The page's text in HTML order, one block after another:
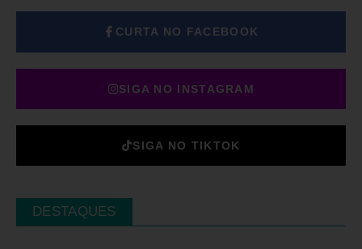
CURTA NO FACEBOOK
SIGA NO INSTAGRAM
SIGA NO TIKTOK
DESTAQUES